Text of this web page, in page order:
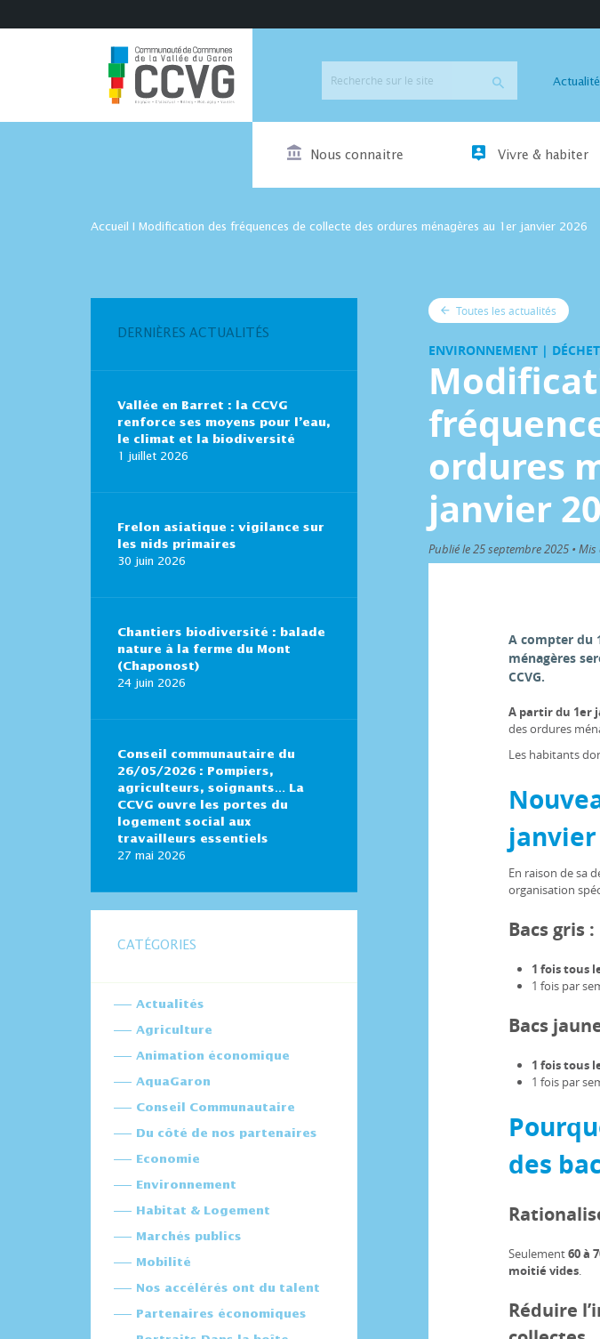
Nous connaitre Vivre & habiter
Accueil Modification des fréquences de collecte des ordures ménagères au 1er janvier 2026
DERNIÈRES ACTUALITÉS
Vallée en Barret : la CCVG
renforce ses moyens pour l’eau,
le climat et la biodiversité
1 juillet 2026
Frelon asiatique : vigilance sur
les nids primaires
30 juin 2026
Chantiers biodiversité : balade
nature à la ferme du Mont
(Chaponost)
24 juin 2026
Conseil communautaire du
26/05/2026 : Pompiers,
agriculteurs, soignants… La
CCVG ouvre les portes du
logement social aux
travailleurs essentiels
27 mai 2026
CATÉGORIES
Actualités
Agriculture
Animation économique
AquaGaron
Conseil Communautaire
Du côté de nos partenaires
Economie
Environnement
Habitat & Logement
Marchés publics
Mobilité
Nos accélérés ont du talent
Partenaires économiques
Toutes les actualités
ENVIRONNEMENT | DÉCHET
ordures
janvier
Publié le 25 septembre 2025 •
A compter du
ménagères
CCVG.
A partir du 1er
des ordures
Les habitants
janvier
En raison de sa
organisation
Bacs gris :
1 fois tous
1 fois par
Bacs
1 fois tous
1 fois par
des
Seulement60 à
moitié vides.
Réduire